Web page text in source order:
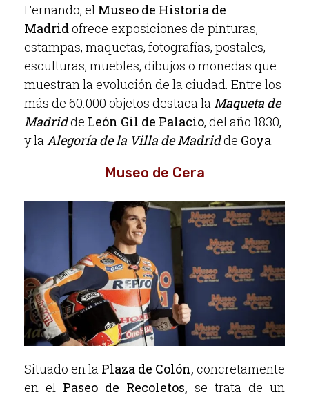
Fernando, el Museo de Historia de
Madrid ofrece exposiciones de pinturas,
estampas, maquetas, fotografías, postales,
esculturas, muebles, dibujos o monedas que
muestran la evolución de la ciudad. Entre los
más de 60.000 objetos destaca la Maqueta de
Madridde León Gil de Palacio, del año 1830,
y la Alegoría de la Villa de Madridde Goya
Museo de Cera
Situado en la Plaza de Colón, concretamente
en el Paseo de Recoletos, se trata de un